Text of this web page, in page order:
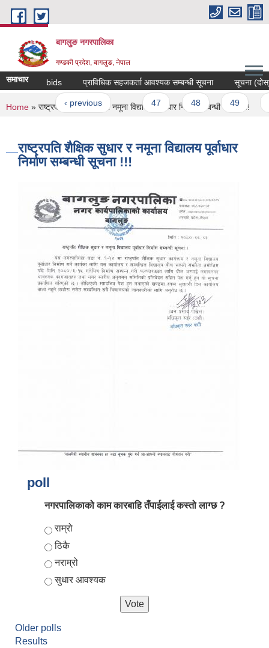
Skip to main content
बागलुङ नगरपालिका
गण्डकी प्रदेश, बागलुङ, नेपाल
समाचारfor bids प्राविधिक सहजकर्ता आवश्यक सम्बन्धी सूचना सूचना (दोस्रो
« first ‹ previous … 47 48 49
You are here
Home » राष्ट्रपति शैक्षिक सुधार र नमूना विद्यालय पूर्वाधार निर्माण सम्बन्धी सूचना !!!
राष्ट्रपति शैक्षिक सुधार र नमूना विद्यालय पूर्वाधार
निर्माण सम्बन्धी सूचना !!!
poll
नगरपालिकाको काम कारबाहि तँपाईलाई कस्तो लाग्छ ?
Choices
राम्रो
ठिकै
नराम्रो
सुधार आवश्यक
Older polls
Results